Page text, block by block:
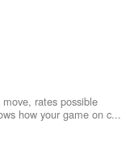
rates possible
how your game on c...